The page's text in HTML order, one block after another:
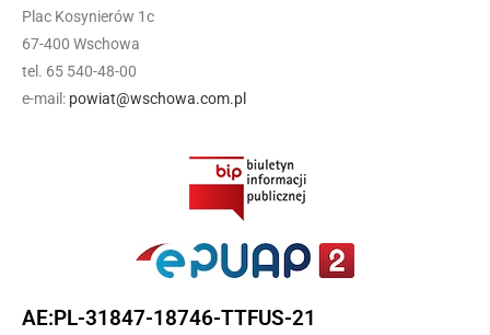
Plac Kosynierów 1c
67-400 Wschowa
tel. 65 540-48-00
e-mail: powiat@wschowa.com.pl
AE:PL-31847-18746-TTFUS-21